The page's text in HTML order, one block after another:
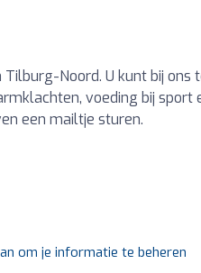
Tilburg-Noord. U kunt bij
voeding bij
een mailtje sturen.
om je informatie te beheren